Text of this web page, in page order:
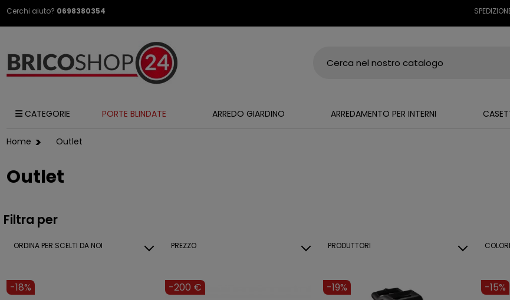
Cerchi aiuto? 0698380354 SPEDIZIONE
CATEGORIE PORTE BLINDATE ARREDO GIARDINO ARREDAMENTO PER INTERNI
Home Outlet
Outlet
Filtra per
ORDINA PER SCELTI DA NOI PREZZO PRODUTTORI
-18% -200 € -19% -15%